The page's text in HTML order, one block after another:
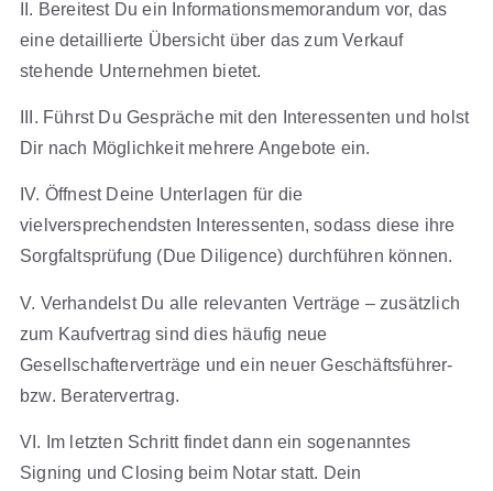
II. Bereitest Du ein Informationsmemorandum vor, das
eine detaillierte Übersicht über das zum Verkauf
stehende Unternehmen bietet.
III. Führst Du Gespräche mit den Interessenten und holst
Dir nach Möglichkeit mehrere Angebote ein.
IV. Öffnest Deine Unterlagen für die
vielversprechendsten Interessenten, sodass diese ihre
Sorgfaltsprüfung (Due Diligence) durchführen können.
V. Verhandelst Du alle relevanten Verträge – zusätzlich
zum Kaufvertrag sind dies häufig neue
Gesellschafterverträge und ein neuer Geschäftsführer-
bzw. Beratervertrag.
VI. Im letzten Schritt findet dann ein sogenanntes
Signing und Closing beim Notar statt. Dein